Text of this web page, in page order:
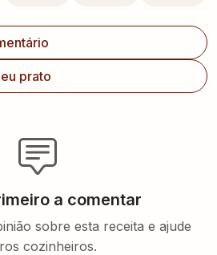
prato
a comentar
sobre esta receita e ajude
cozinheiros.